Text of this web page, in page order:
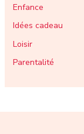
Enfance
Idées cadeau
Loisir
Parentalité